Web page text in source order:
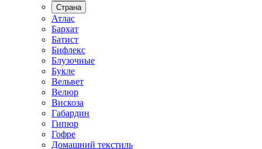
Страна
Атлас
Бархат
Батист
Бифлекс
Блузочные
Букле
Вельвет
Велюр
Вискоза
Габардин
Гипюр
Гофре
Домашний текстиль